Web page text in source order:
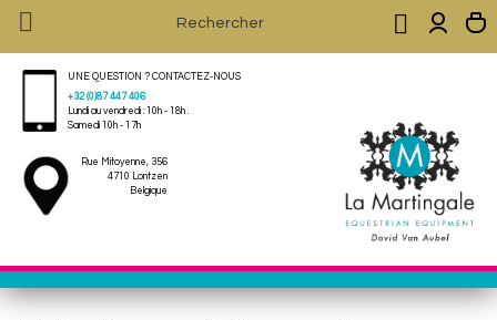
 
UNE QUESTION ? CONTACTEZ-NOUS
+32 (0)87 447 406
Lundi au vendredi : 10h - 18h .
Samedi 10h - 17h
Rue Mitoyenne, 356
4710 Lontzen
Belgique